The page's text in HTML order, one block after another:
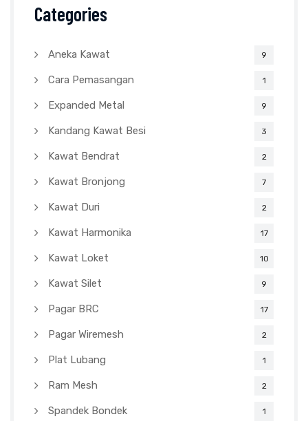
Categories
Aneka Kawat 9
Cara Pemasangan 1
Expanded Metal 9
Kandang Kawat Besi 3
Kawat Bendrat 2
Kawat Bronjong 7
Kawat Duri 2
Kawat Harmonika 17
Kawat Loket 10
Kawat Silet 9
Pagar BRC 17
Pagar Wiremesh 2
Plat Lubang 1
Ram Mesh 2
Spandek Bondek 1